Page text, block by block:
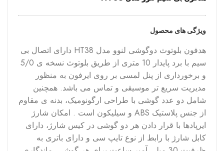
هدفون بی سیم لنوو مدل HT38
هدفون بلوتوث دوگوشی لنوو مدل HT38 دارای اتصال بی
سیم با برد پایدار 10 متری از طریق بلوتوث نسخه ی 5/0
و برخورداری از پنل لمسی بر روی ایرفون به منظور
مدیریت سریع تر موسیقی و تماس می باشد. همچنین
شامل دو عدد گوشی با طراحی ارگونومیک، بدنه ی مقاوم
از جنس پلاستیک ABS و سیلیکون است . امکان شارژ
ایرپادها با قرار دادن هر دو گوشی در کیس شارژ، دارای
کابل شارژ با رابط از نوع تایپ سی و دارای باتری به